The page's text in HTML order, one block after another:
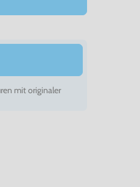
mit originaler